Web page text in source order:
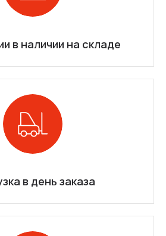
в наличии на складе
в день заказа